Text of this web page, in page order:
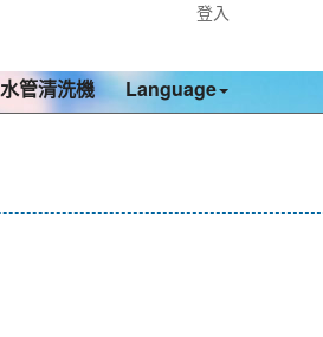
登入
管清洗機 Language